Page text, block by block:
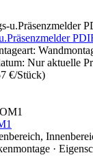
Nur aktuelle
€/Stück)
·